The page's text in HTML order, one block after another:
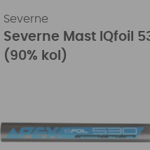
Severne
Severne Mast IQfoil
(90% kol)